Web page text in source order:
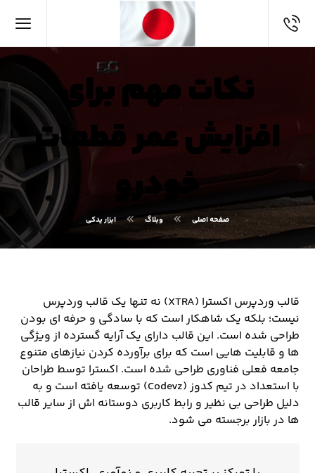
نکات مهم برای
افزایش عمر قطعات
خودرو
صفحه اصلی وبلاگ ابزار یدکی
قالب وردپرس اکسترا (XTRA) نه تنها یک قالب وردپرس
نیست؛ بلکه یک شاهکار است که با سادگی و حرفه ای بودن
طراحی شده است. این قالب دارای یک آرایه گسترده از ویژگی
ها و قابلیت هایی است که برای برآورده کردن نیازهای متنوع
جامعه فعلی فناوری طراحی شده است. اکسترا توسط طراحان
با استعداد در تیم کدوز (Codevz) توسعه یافته است و به
دلیل طراحی بی نظیر و رابط کاربری دوستانه اش از سایر قالب
ها در بازار برجسته می شود.